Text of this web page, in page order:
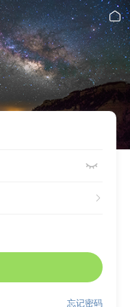



忘记密码